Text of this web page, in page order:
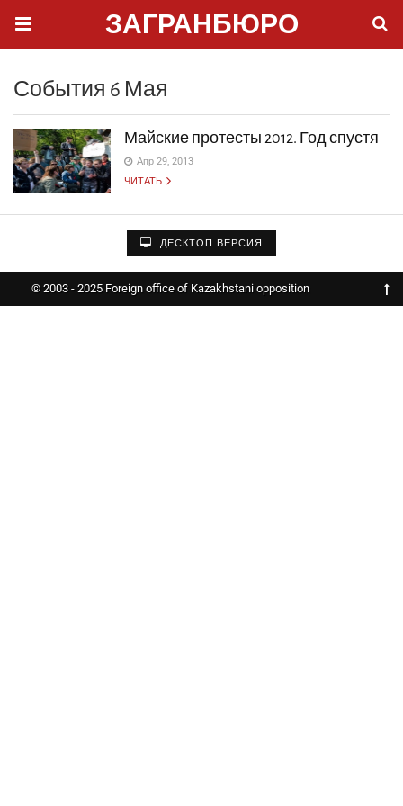
ЗАГРАНБЮРО
События 6 Мая
Майские протесты 2012. Год спустя
Апр 29, 2013
ЧИТАТЬ
ДЕСКТОП ВЕРСИЯ
© 2003 - 2025 Foreign office of Kazakhstani opposition